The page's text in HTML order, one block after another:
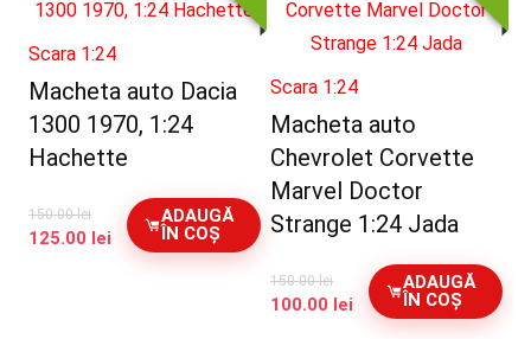
Scara 1:24
Macheta auto Dacia
1300 1970, 1:24
Hachette
150.00lei
Prețul
125.00 lei Prețul
ADAUGĂ
ÎN COȘ
Scara 1:24
Macheta auto
Chevrolet Corvette
Marvel Doctor
Strange 1:24 Jada
150.00lei
Prețul
100.00 lei Prețul
ADAUGĂ
ÎN COȘ